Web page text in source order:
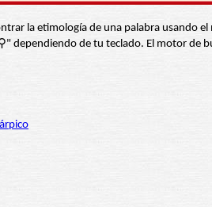
la etimología de una palabra usando
dependiendo de tu teclado. El motor de